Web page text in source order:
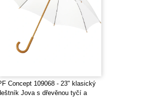
Concept 109068 - 23" klasický
Jova s dřevěnou tyčí a